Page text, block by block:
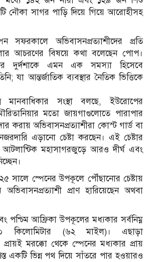
নৌকা সাগর পাড়ি দিয়ে গিয়ে আরোহীসহ
সফরকালে অভিবাসনপ্রত্যাশীদের প্রতি
আচরণের বিষয়ে কথা বলেছেন পোপ।
দুর্দশাকে এমন এক সমস্যা হিসেবে
যা আন্তর্জাতিক ব্যবস্থার নৈতিক ভিত্তিকে
মানবাধিকার সংস্থা বলছে, ইউরোপের
মতো জায়গাগুলোতে পারাপার
করায় অভিবাসনপ্রত্যাশীরা কোস্ট গার্ড বা
নজরদারি এড়ানো চেষ্টা করছেন। এই চেষ্টার
আটলান্টিক মহাসাগরজুড়ে আরও দীর্ঘ এবং
সালে স্পেনের উপকূলে পৌঁছানোর চেষ্টায়
প্রাণ হারিয়েছেন অথবা
পশ্চিম আফ্রিকা উপকূলের মধ্যকার সর্বনিম্ন
কিলোমিটার (৬২ মাইল)। এছাড়া
প্রায়ই মরক্কো থেকে স্পেনের মধ্যকার প্রায়
একটি ভিন্ন পথ দিয়ে সাঁতরে পার হওয়ারও